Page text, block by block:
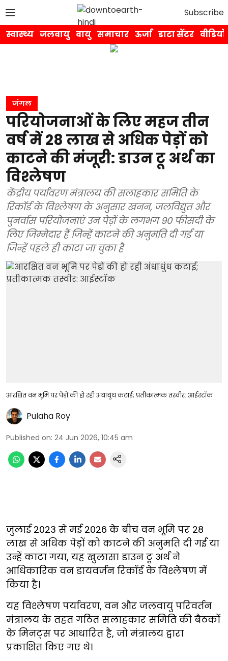
Subscribe
स्वास्थ्य जलवायु वायु समाचार ऊर्जा डाटा सेंटर वीडियो
जंगल
परियोजनाओं के लिए महज तीन
वर्ष में 28 लाख से अधिक पेड़ों को
काटने की मंजूरी: डाउन टू अर्थ का
विश्लेषण
केंद्रीय पर्यावरण मंत्रालय की सलाहकार समिति के
रिकॉर्ड के विश्लेषण के अनुसार खनन, जलविद्युत और
पुनर्वास परियोजनाएं उन पेड़ों के लगभग 90 फीसदी के
लिए जिम्मेदार हैं जिन्हें काटने की अनुमति दी गई या
जिन्हें पहले ही काटा जा चुका है
आरक्षित वन भूमि पर पेड़ों की हो रही अंधाधुंध कटाई; प्रतीकात्मक तस्वीर: आईस्टॉक
Pulaha Roy
Published on: 24 Jun 2026, 10:45 am
जुलाई 2023 से मई 2026 के बीच वन भूमि पर 28
लाख से अधिक पेड़ों को काटने की अनुमति दी गई या
उन्हें काटा गया, यह खुलासा डाउन टू अर्थ ने
आधिकारिक वन डायवर्जन रिकॉर्ड के विश्लेषण में
किया है।
यह विश्लेषण पर्यावरण, वन और जलवायु परिवर्तन
मंत्रालय के तहत गठित सलाहकार समिति की बैठकों
के मिनट्स पर आधारित है, जो मंत्रालय द्वारा
प्रकाशित किए गए थे।